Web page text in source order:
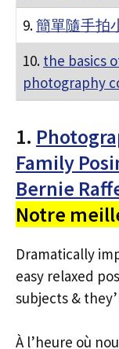
9.簡單隨手拍
10. the basics
photography
1.
Family
Bernie
Notre
Dramatically
easy relaxed
subjects &
À l’heure où